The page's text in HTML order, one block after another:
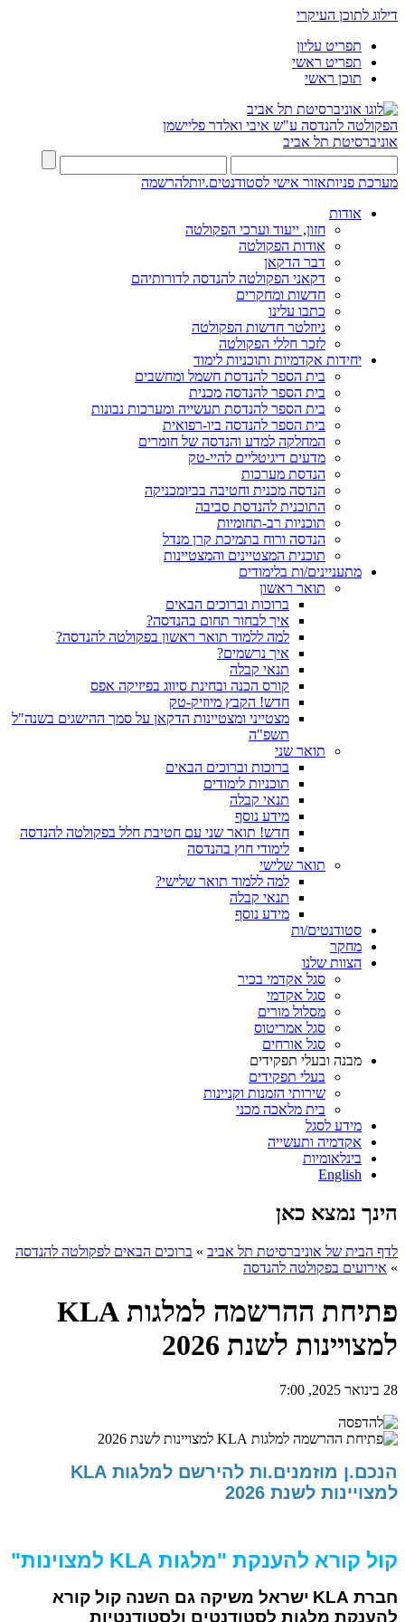
דילוג לתוכן העיקרי
תפריט עליון
תפריט ראשי
תוכן ראשי
הפקולטה להנדסה ע"ש איבי ואלדר פליישמן
אוניברסיטת תל אביב
מערכת פניותאזור אישי לסטודנטים.יותלהרשמה
אודות
חזון, ייעוד וערכי הפקולטה
אודות הפקולטה
דבר הדקאן
דקאני הפקולטה להנדסה לדורותיהם
חדשות ומחקרים
כתבו עלינו
ניוזלטר חדשות הפקולטה
לזכר חללי הפקולטה
יחידות אקדמיות ותוכניות לימוד
בית הספר להנדסת חשמל ומחשבים
בית הספר להנדסה מכנית
בית הספר להנדסת תעשייה ומערכות נבונות
בית הספר להנדסה ביו-רפואית
המחלקה למדע והנדסה של חומרים
מדעים דיגיטליים להיי-טק
הנדסת מערכות
הנדסה מכנית וחטיבה בביומכניקה
התוכנית להנדסת סביבה
תוכניות רב-תחומיות
הנדסה ורוח בתמיכת קרן מנדל
תוכנית המצטיינים והמצטיינות
מתעניינים/ות בלימודים
תואר ראשון
ברוכות וברוכים הבאים
איך לבחור תחום בהנדסה?
למה ללמוד תואר ראשון בפקולטה להנדסה?
איך נרשמים?
תנאי קבלה
קורס הכנה ובחינת סיווג בפיזיקה אפס
חדש! הקבץ מיוזיק-טק
מצטייני ומצטיינות הדקאן על סמך ההישגים בשנה"ל
תשפ"ה
תואר שני
ברוכות וברוכים הבאים
תוכניות לימודים
תנאי קבלה
מידע נוסף
חדש! תואר שני עם חטיבת חלל בפקולטה להנדסה
לימודי חוץ בהנדסה
תואר שלישי
למה ללמוד תואר שלישי?
תנאי קבלה
מידע נוסף
סטודנטים/ות
מחקר
הצוות שלנו
סגל אקדמי בכיר
סגל אקדמי
מסלול מורים
סגל אמריטוס
סגל אורחים
מבנה ובעלי תפקידים
בעלי תפקידים
שירותי הזמנות וקניינות
בית מלאכה מכני
מידע לסגל
אקדמיה ותעשייה
בינלאומיות
English
הינך נמצא כאן
לדף הבית של אוניברסיטת תל אביב » ברוכים הבאים לפקולטה להנדסה
» אירועים בפקולטה להנדסה
פתיחת ההרשמה למלגות KLA
למצויינות לשנת 2026
28 בינואר 2025, 7:00
הנכם.ן מוזמנים.ות להירשם למלגות KLA
למצויינות לשנת 2026
קול קורא להענקת "מלגות KLA למצוינות"
חברת KLA ישראל משיקה גם השנה קול קורא
להענקת מלגות לסטודנטים ולסטודנטיות